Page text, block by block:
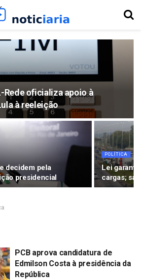
Rede oficializa apoio à
à reeleição
decidem pela
presidencial
POLÍTICA
Lei
cargas;
PCB aprova candidatura de
Edmilson Costa à presidência da
República